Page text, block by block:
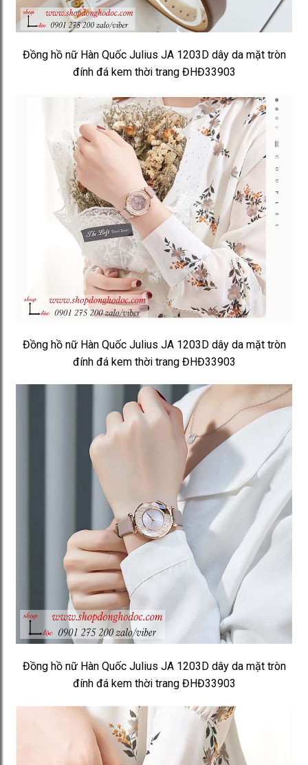
Đồng hồ nữ Hàn Quốc Julius JA 1203D dây da mặt tròn
đính đá kem thời trang ĐHĐ33903
Đồng hồ nữ Hàn Quốc Julius JA 1203D dây da mặt tròn
đính đá kem thời trang ĐHĐ33903
Đồng hồ nữ Hàn Quốc Julius JA 1203D dây da mặt tròn
đính đá kem thời trang ĐHĐ33903